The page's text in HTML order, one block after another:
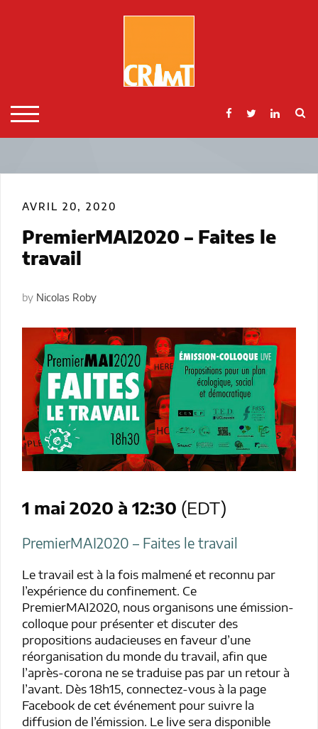
TOGGLE MOBILE MENU
AVRIL 20, 2020
PremierMAI2020 – Faites le
travail
by Nicolas Roby
1 mai 2020 à 12:30 (EDT)
PremierMAI2020 – Faites le travail
Le travail est à la fois malmené et reconnu par
l’expérience du confinement. Ce
PremierMAI2020, nous organisons une émission-
colloque pour présenter et discuter des
propositions audacieuses en faveur d’une
réorganisation du monde du travail, afin que
l’après-corona ne se traduise pas par un retour à
l’avant. Dès 18h15, connectez-vous à la page
Facebook de cet événement pour suivre la
diffusion de l’émission. Le live sera disponible